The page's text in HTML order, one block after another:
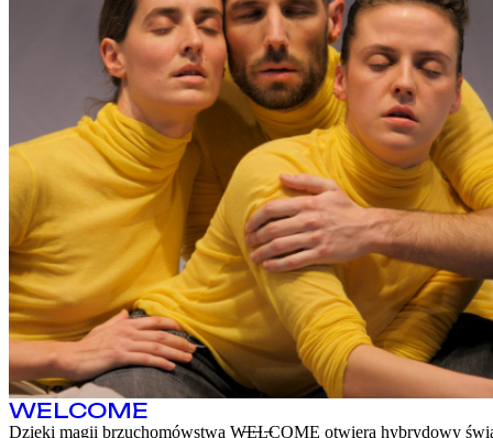
PROGRAM
WARSZTATY
O FESTIWALU
KONTAKT
WELCOME
Dzięki magii brzuchomówstwa W̶E̶L̶COME otwiera hybrydowy